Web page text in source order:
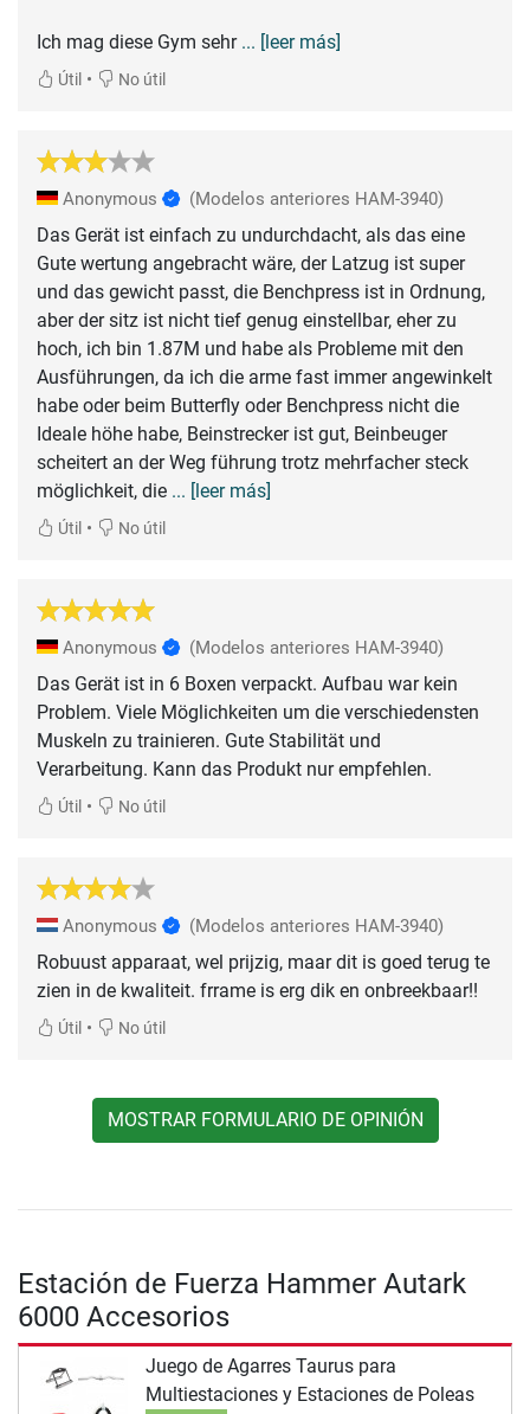
Ich mag diese Gym sehr ... [leer más]
Útil • No útil
Anonymous (Modelos anteriores HAM-3940)
Das Gerät ist einfach zu undurchdacht, als das eine
Gute wertung angebracht wäre, der Latzug ist super
und das gewicht passt, die Benchpress ist in Ordnung,
aber der sitz ist nicht tief genug einstellbar, eher zu
hoch, ich bin 1.87M und habe als Probleme mit den
Ausführungen, da ich die arme fast immer angewinkelt
habe oder beim Butterfly oder Benchpress nicht die
Ideale höhe habe, Beinstrecker ist gut, Beinbeuger
scheitert an der Weg führung trotz mehrfacher steck
möglichkeit, die ... [leer más]
Útil • No útil
Anonymous (Modelos anteriores HAM-3940)
Das Gerät ist in 6 Boxen verpackt. Aufbau war kein
Problem. Viele Möglichkeiten um die verschiedensten
Muskeln zu trainieren. Gute Stabilität und
Verarbeitung. Kann das Produkt nur empfehlen.
Útil • No útil
Anonymous (Modelos anteriores HAM-3940)
Robuust apparaat, wel prijzig, maar dit is goed terug te
zien in de kwaliteit. frrame is erg dik en onbreekbaar!!
Útil • No útil
MOSTRAR FORMULARIO DE OPINIÓN
Estación de Fuerza Hammer Autark
6000 Accesorios
Juego de Agarres Taurus para
Multiestaciones y Estaciones de Poleas